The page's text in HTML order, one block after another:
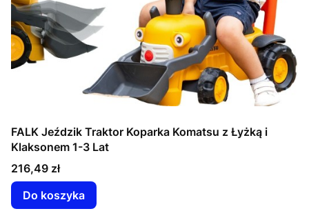
FALK Jeździk Traktor Koparka Komatsu z Łyżką i
Klaksonem 1-3 Lat
Cena
216,49 zł
Do koszyka